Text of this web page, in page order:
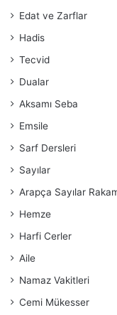
Edat ve Zarflar
Hadis
Tecvid
Dualar
Aksamı Seba
Emsile
Sarf Dersleri
Sayılar
Arapça Sayılar
Hemze
Harfi Cerler
Aile
Namaz Vakitleri
Cemi Mükesser